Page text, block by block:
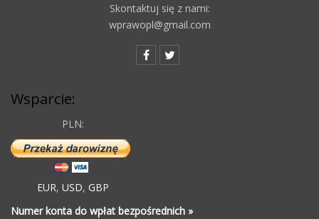
Skontaktuj się z nami:
wprawopl@gmail.com
Wsparcie:
PLN:
EUR, USD, GBP
Numer konta do wpłat bezpośrednich »